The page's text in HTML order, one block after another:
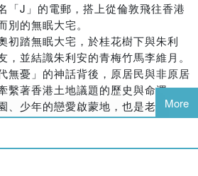
「J」的電郵，搭上從倫敦飛往香港
別的無眠大宅。
初踏無眠大宅，於桂花樹下與朱利
，並結識朱利安的青梅竹馬李維月。
無憂」的神話背後，原居民與非原居
繫著香港土地議題的歷史與命運。
、少年的戀愛啟蒙地，也是老人的後
著時間推移與敘事轉換，村民間的關
與悔悟交纏並生。當孩子仍在守護夢
世代、移民、記憶與想像，不僅是一
More